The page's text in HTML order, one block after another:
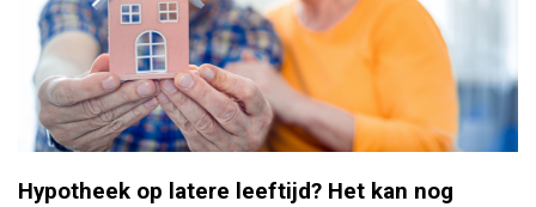
Hypotheek op latere leeftijd? Het kan nog